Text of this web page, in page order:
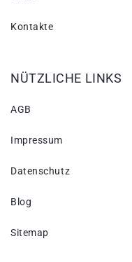
Kontakte
NÜTZLICHE LINKS
AGB
Impressum
Datenschutz
Blog
Sitemap